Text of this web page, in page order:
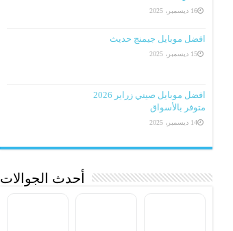
16 ديسمبر، 2025
افضل موبايل جيمنج حديث
15 ديسمبر، 2025
افضل موبايل صيني زراير 2026
متوفر بالأسواق
14 ديسمبر، 2025
أحدث الجوالات